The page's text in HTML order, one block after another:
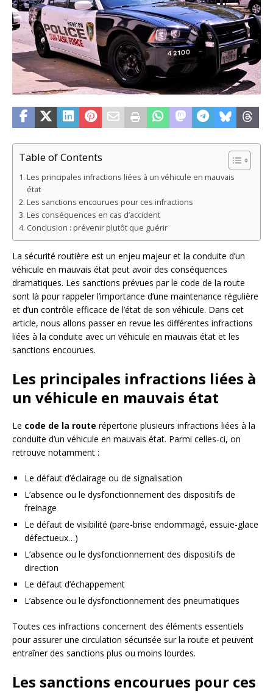
Table of Contents
Les principales infractions liées à un véhicule en mauvais
état
Les sanctions encourues pour ces infractions
Les conséquences en cas d’accident
Conclusion : prévenir plutôt que guérir
La sécurité routière est un enjeu majeur et la conduite d’un
véhicule en mauvais état peut avoir des conséquences
dramatiques. Les sanctions prévues par le code de la route
sont là pour rappeler l’importance d’une maintenance régulière
et d’un contrôle efficace de l’état de son véhicule. Dans cet
article, nous allons passer en revue les différentes infractions
liées à la conduite avec un véhicule en mauvais état et les
sanctions encourues.
Les principales infractions liées à
un véhicule en mauvais état
Le code de la route répertorie plusieurs infractions liées à la
conduite d’un véhicule en mauvais état. Parmi celles-ci, on
retrouve notamment :
Le défaut d’éclairage ou de signalisation
L’absence ou le dysfonctionnement des dispositifs de
freinage
Le défaut de visibilité (pare-brise endommagé, essuie-glace
défectueux…)
L’absence ou le dysfonctionnement des dispositifs de
direction
Le défaut d’échappement
L’absence ou le dysfonctionnement des pneumatiques
Toutes ces infractions concernent des éléments essentiels
pour assurer une circulation sécurisée sur la route et peuvent
entraîner des sanctions plus ou moins lourdes.
Les sanctions encourues pour ces